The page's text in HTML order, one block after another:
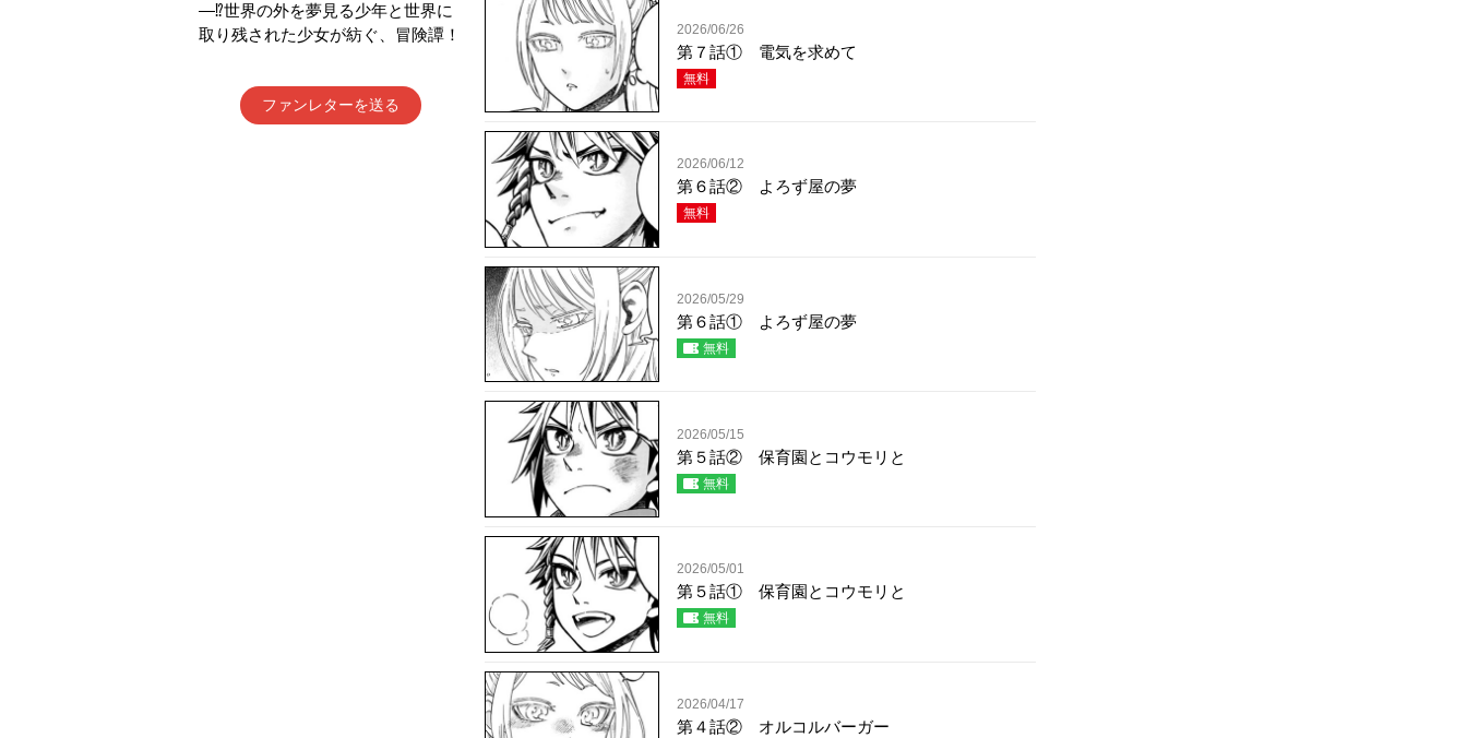
―⁉世界の外を夢見る少年と世界に
取り残された少女が紡ぐ、冒険譚！
ファンレターを送る
2026/06/26
第７話① 電気を求めて
無料
2026/06/12
第６話② よろず屋の夢
無料
2026/05/29
第６話① よろず屋の夢
無料
2026/05/15
第５話② 保育園とコウモリと
無料
2026/05/01
第５話① 保育園とコウモリと
無料
2026/04/17
第４話② オルコルバーガー